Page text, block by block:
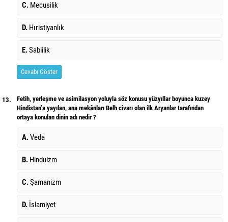
C. Mecusilik
D. Hıristiyanlık
E.Sabiilik
Cevabı Göster
13.
Fetih, yerleşme ve asimilasyon yoluyla söz konusu yüzyıllar boyunca kuzey
Hindistan’a yayılan, ana mekânları Belh civarı olan ilk Aryanlar tarafından
ortaya konulan dinin adı nedir ?
A.Veda
B. Hinduizm
C.Şamanizm
D. İslamiyet